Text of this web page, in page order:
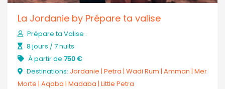
La Jordanie by Prépare ta valise
Prépare ta Valise .
8 jours / 7 nuits
À partir de 750 €
Destinations: Jordanie | Petra | Wadi Rum | Amman | Mer
Morte | Aqaba | Madaba | Little Petra